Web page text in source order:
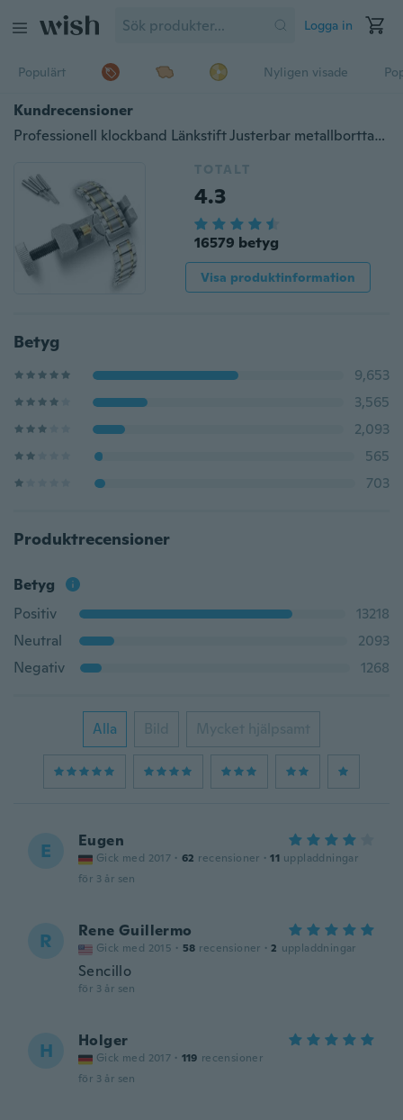
Logga in
Populärt Nyligen visade
Kundrecensioner
Professionell klockband Länkstift Justerbar metallborttagare 3 pins reparationsverktyg B3
TOTALT
4.3
16579 betyg
Visa produktinformation
Betyg
9,653
3,565
2,093
565
703
Produktrecensioner
Betyg
Positiv
13218
Neutral
2093
Negativ
1268
Alla Bild Mycket hjälpsamt
E Eugen
Gick med 2017 · 62 recensioner · 11 uppladdningar
för 3 år sen
R Rene Guillermo
Gick med 2015 · 58 recensioner · 2 uppladdningar
Sencillo
för 3 år sen
H Holger
Gick med 2017 · 119 recensioner
för 3 år sen